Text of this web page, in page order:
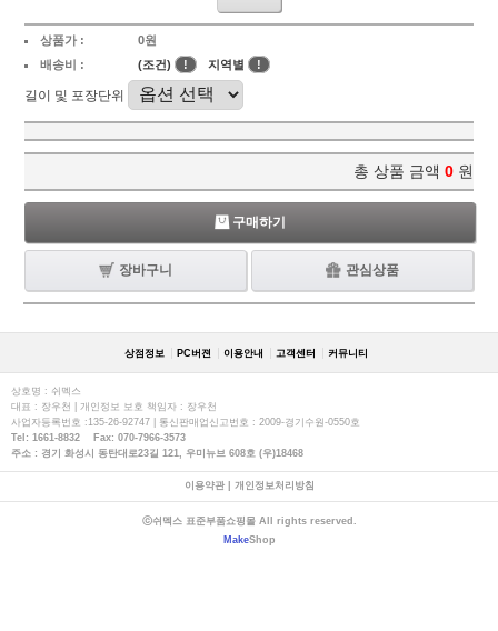
상품가 :
0원
배송비 :
(조건) ! 지역별 !
길이 및 포장단위
총 상품 금액 0 원
구매하기
장바구니 관심상품
상점정보 PC버젼 이용안내 고객센터 커뮤니티
상호명 : 쉬멕스
대표 : 장우천 | 개인정보 보호 책임자 : 장우천
사업자등록번호 :135-26-92747 | 통신판매업신고번호 : 2009-경기수원-0550호
Tel: 1661-8832 Fax: 070-7966-3573
주소 : 경기 화성시 동탄대로23길 121, 우미뉴브 608호 (우)18468
이용약관| 개인정보처리방침
ⓒ쉬멕스 표준부품쇼핑몰 All rights reserved.
MakeShop